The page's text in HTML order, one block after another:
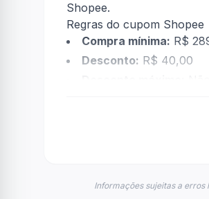
Shopee.
Regras do cupom Shopee
Compra mínima: R$
Desconto: R$ 40,00
econtradas informações
Informações sujeitas a erros